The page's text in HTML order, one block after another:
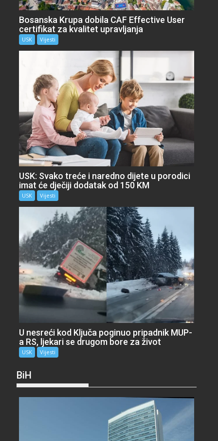
Bosanska Krupa dobila CAF Effective User
certifikat za kvalitet upravljanja
USK Vijesti
USK: Svako treće i naredno dijete u porodici
imat će dječiji dodatak od 150 KM
USK Vijesti
U nesreći kod Ključa poginuo pripadnik MUP-
a RS, ljekari se drugom bore za život
USK Vijesti
BiH